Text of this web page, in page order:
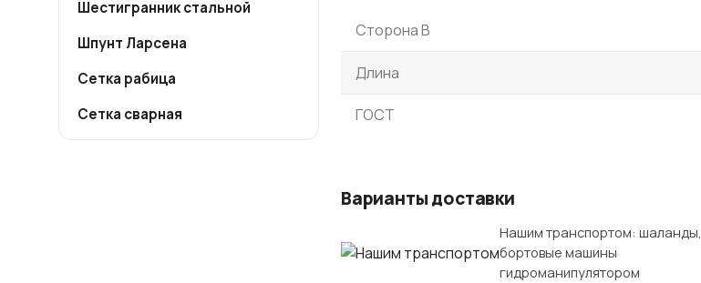
Шестигранник стальной
Шпунт Ларсена
Сетка рабица
Сетка сварная
Сторона B
Длина
ГОСТ
Варианты доставки
Нашим транспортом: шаланды,
бортовые машины
гидроманипулятором